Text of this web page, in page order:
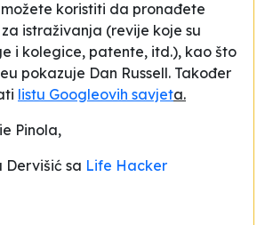
koristiti da pronađete
istraživanja (revije koje su
i kolegice, patente, itd.), kao što
pokazuje Dan Russell. Također
listu Googleovih savjeta.
Pinola,
Dervišić sa Life Hacker